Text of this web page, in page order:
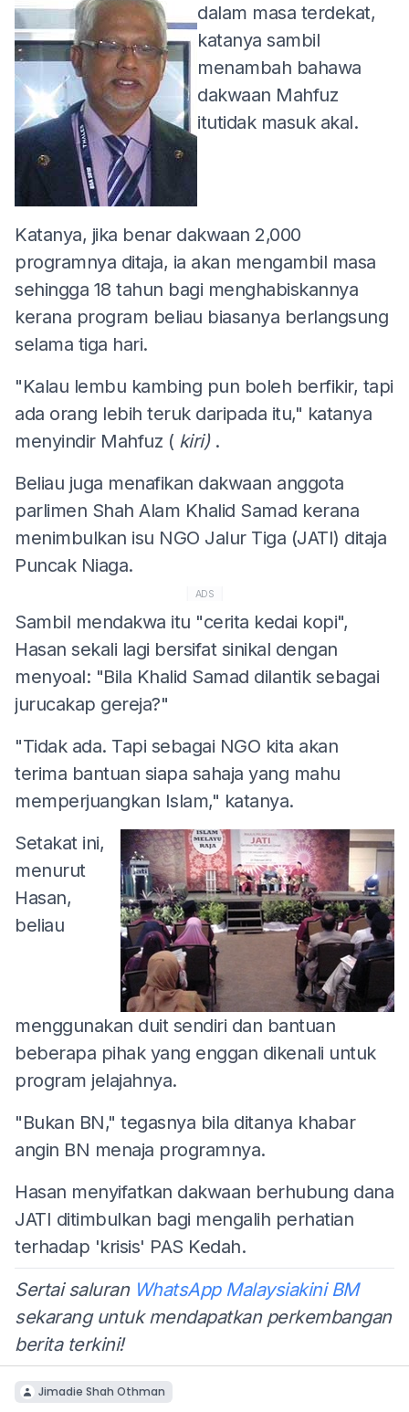
dalam masa terdekat,
katanya sambil
menambah bahawa
dakwaan Mahfuz
itutidak masuk akal.
Katanya, jika benar dakwaan 2,000
programnya ditaja, ia akan mengambil masa
sehingga 18 tahun bagi menghabiskannya
kerana program beliau biasanya berlangsung
selama tiga hari.
"Kalau lembu kambing pun boleh berfikir, tapi
ada orang lebih teruk daripada itu," katanya
menyindir Mahfuz ( kiri) .
Beliau juga menafikan dakwaan anggota
parlimen Shah Alam Khalid Samad kerana
menimbulkan isu NGO Jalur Tiga (JATI) ditaja
Puncak Niaga.
ADS
Sambil mendakwa itu "cerita kedai kopi",
Hasan sekali lagi bersifat sinikal dengan
menyoal: "Bila Khalid Samad dilantik sebagai
jurucakap gereja?"
"Tidak ada. Tapi sebagai NGO kita akan
terima bantuan siapa sahaja yang mahu
memperjuangkan Islam," katanya.
Setakat ini,
menurut
Hasan,
beliau
menggunakan duit sendiri dan bantuan
beberapa pihak yang enggan dikenali untuk
program jelajahnya.
"Bukan BN," tegasnya bila ditanya khabar
angin BN menaja programnya.
Hasan menyifatkan dakwaan berhubung dana
JATI ditimbulkan bagi mengalih perhatian
terhadap 'krisis' PAS Kedah.
Sertai saluran WhatsApp Malaysiakini BM
sekarang untuk mendapatkan perkembangan
berita terkini!
Jimadie Shah Othman